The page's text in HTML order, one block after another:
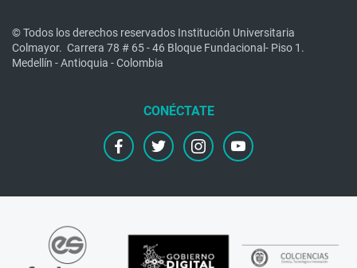
© Todos los derechos reservados Institución Universitaria
Colmayor. Carrera 78 # 65 - 46 Bloque Fundacional- Piso 1.
Medellín - Antioquia - Colombia